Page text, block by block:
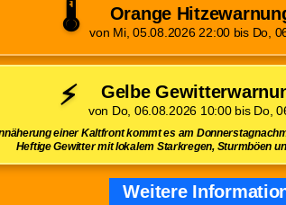
🌡️ Orange
von Mi, 05.08.2026 22:00 bis Do,
⚡ Gelbe
von Do, 06.08.2026 10:00 bis Do,
einer Kaltfront kommt es am
Heftige Gewitter mit lokalem Starkregen, Sturmböen
Weitere